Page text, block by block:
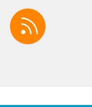
facebook